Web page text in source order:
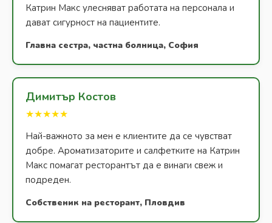
Катрин Макс улесняват работата на персонала и
дават сигурност на пациентите.
Главна сестра, частна болница, София
Димитър Костов
★★★★★
Най-важното за мен е клиентите да се чувстват
добре. Ароматизаторите и салфетките на Катрин
Макс помагат ресторантът да е винаги свеж и
подреден.
Собственик на ресторант, Пловдив